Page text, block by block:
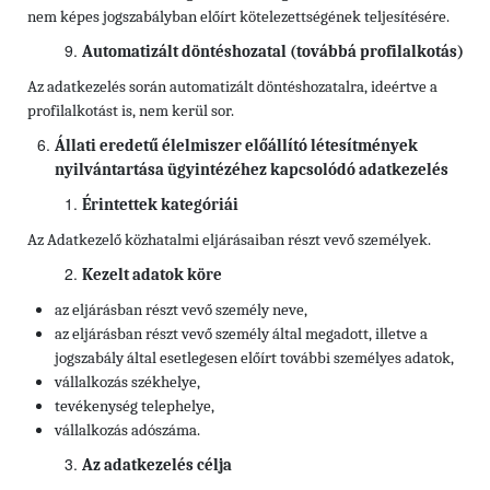
nem képes jogszabályban előírt kötelezettségének teljesítésére.
Automatizált döntéshozatal (továbbá profilalkotás)
Az adatkezelés során automatizált döntéshozatalra, ideértve a
profilalkotást is, nem kerül sor.
Állati eredetű élelmiszer előállító létesítmények
nyilvántartása ügyintézéhez kapcsolódó adatkezelés
Érintettek kategóriái
Az Adatkezelő közhatalmi eljárásaiban részt vevő személyek.
Kezelt adatok köre
az eljárásban részt vevő személy neve,
az eljárásban részt vevő személy által megadott, illetve a
jogszabály által esetlegesen előírt további személyes adatok,
vállalkozás székhelye,
tevékenység telephelye,
vállalkozás adószáma.
Az adatkezelés célja